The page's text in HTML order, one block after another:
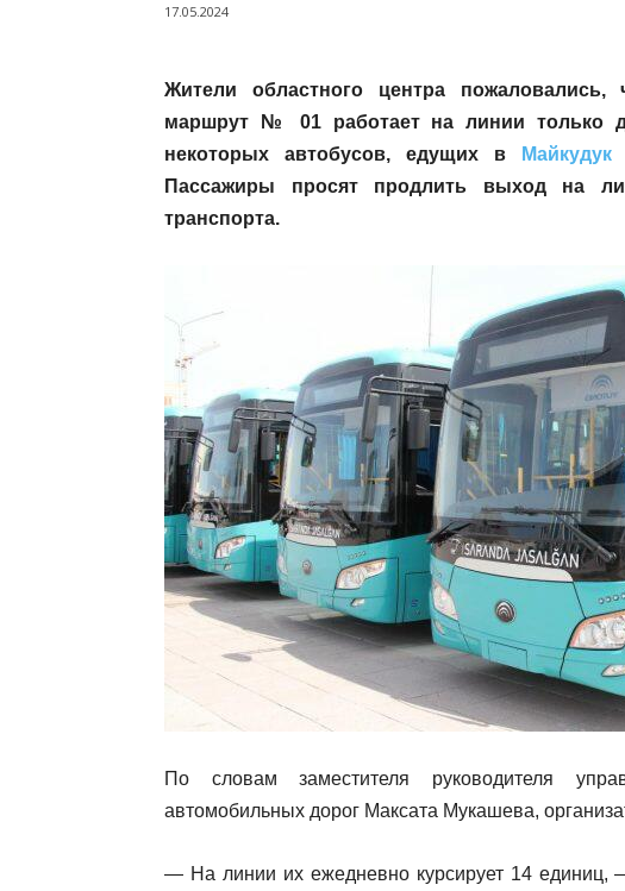
17.05.2024
Жители областного центра
маршрут № 01 работает на линии только
некоторых автобусов, едущих в
Пассажиры просят продлить выход на
транспорта.
По словам заместителя руководителя
автомобильных дорог Максата Мукашева,
— На линии их ежедневно курсирует 14 единиц,